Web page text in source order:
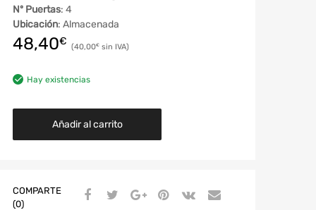
Nº Puertas: 4
Ubicación: Almacenada
48,40€ 40,00€
Hay existencias
Añadir al carrito
COMPARTE
(0)